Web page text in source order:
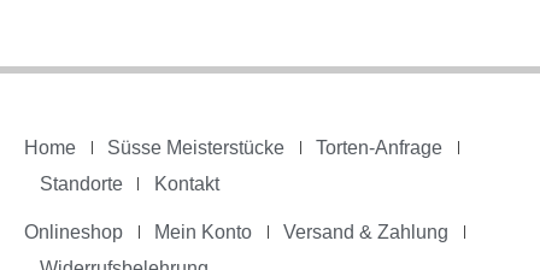
Home Süsse Meisterstücke
Torten-Anfrage
Standorte
Kontakt
Onlineshop Mein Konto
Versand & Zahlung